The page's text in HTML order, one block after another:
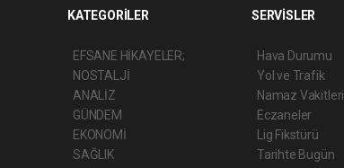
KATEGORİLER
EFSANE HİKAYELER;
NOSTALJİ
ANALİZ
GÜNDEM
EKONOMİ
SAĞLIK
SERVİSLER
Hava Durumu
Yol ve Trafik
Namaz Vakitleri
Eczaneler
Lig Fikstürü
Tarihte Bugün